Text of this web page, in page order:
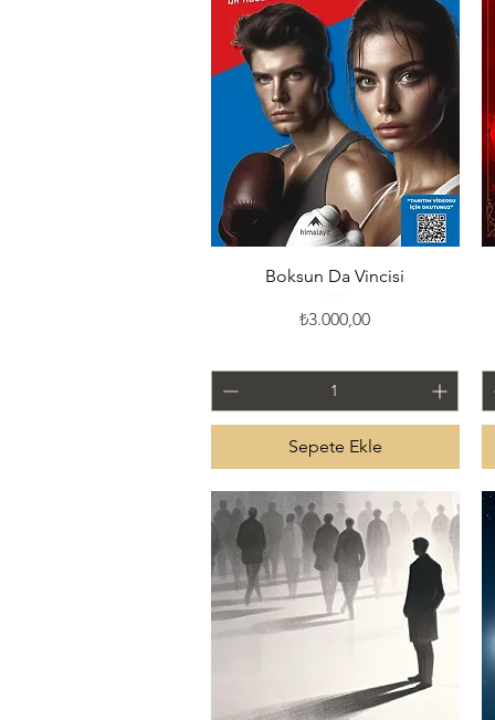
Hızlı Bakış
Boksun Da Vincisi
Fiyat
₺3.000,00
Sepete Ekle